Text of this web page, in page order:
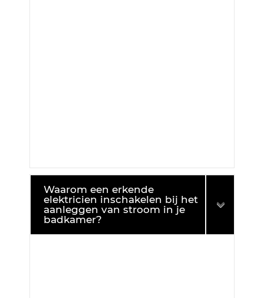
Waarom een erkende
elektricien inschakelen bij het
aanleggen van stroom in je
badkamer?